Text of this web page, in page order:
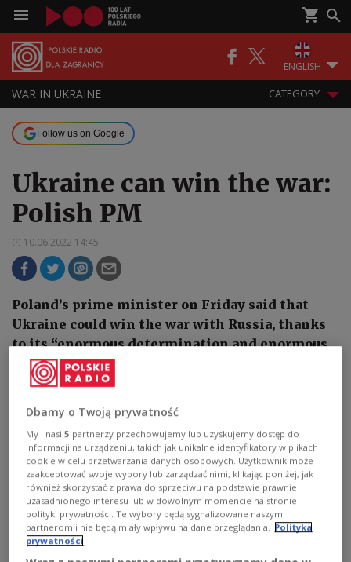
ENGLISH
WAR IN UKRAINE CATEGORY
Follow us on Google
Ukraine can win the war:
Polish PM
10.06.2022 14:45
Poland’s prime minister on Friday said that
Ukraine could win the war with Russia, thanks
to its “enormous determination and enormous
courage.”
Dbamy o Twoją prywatność
My i nasi5 partnerzy przechowujemy lub uzyskujemy dostęp do
informacji na urządzeniu, takich jak unikalne identyfikatory w plikach
cookie w celu przetwarzania danych osobowych. Użytkownik może
zaakceptować swoje wybory lub zarządzać nimi, klikając poniżej, jak
również skorzystać z prawa do sprzeciwu na podstawie prawnie
uzasadnionego interesu lub w dowolnym momencie na stronie
polityki prywatności. Te wybory będą sygnalizowane naszym
partnerom i nie będą miały wpływu na dane przeglądania.
Polityka
prywatności